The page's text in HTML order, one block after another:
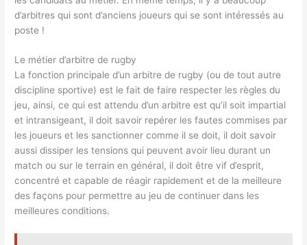
d’arbitres qui sont d’anciens joueurs qui se sont intéressés au
poste !
Le métier d’arbitre de rugby
La fonction principale d’un arbitre de rugby (ou de tout autre
discipline sportive) est le fait de faire respecter les règles du
jeu, ainsi, ce qui est attendu d’un arbitre est qu’il soit impartial
et intransigeant, il doit savoir repérer les fautes commises par
les joueurs et les sanctionner comme il se doit, il doit savoir
aussi dissiper les tensions qui peuvent avoir lieu durant un
match ou sur le terrain en général, il doit être vif d’esprit,
concentré et capable de réagir rapidement et de la meilleure
des façons pour permettre au jeu de continuer dans les
meilleures conditions.